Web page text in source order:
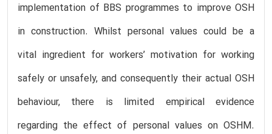
implementation of BBS programmes to improve OSH
in construction. Whilst personal values could be a
vital ingredient for workers’ motivation for working
safely or unsafely, and consequently their actual OSH
behaviour, there is limited empirical evidence
regarding the effect of personal values on OSHM.